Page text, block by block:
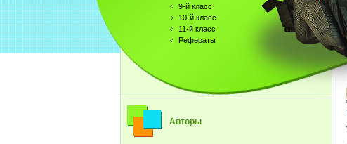
9-й класс
10-й класс
11-й класс
Рефераты
Авторы